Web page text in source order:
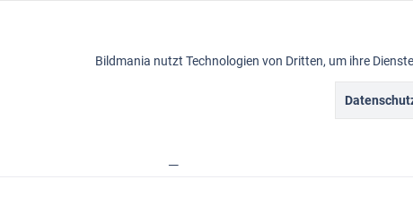
Ölbilder
Bildmania nutzt Technologien von Dritten, um ihre